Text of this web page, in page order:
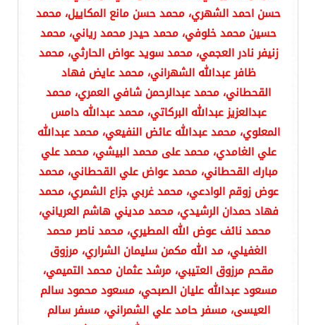
حسن احمد الشهري، محمد حسن مانع المكاييل، محمد
حسين محمد خلوفي، محمد حيدر محمد رياني، محمد
زنيفر نادر العجمي، محمد سويد عواض الحارثي، محمد
ظافر عبدالله الشهراني، محمد عايض فهاد
القحطاني، محمد عبدالرحمن شافي العمري، محمد
عبدالعزيز عبدالله البركاتي، محمد عبدالله دامس
المعلوي، محمد عبدالله عائض النفيعي، محمد عبدالله
علي الغامدي، محمد على محمد البيشي، محمد علي
مبارك القحطاني، محمد عواض علي القحطاني، محمد
عوض زوقم الوادعي، محمد غربي جزاع الشمري، محمد
فهاد حمدان الرشيدي، محمد مديني هاشم العرياني،
محمد نائف عوض الله المطيري، محمد ناصر محمد
الغفيلي، مد الله مكمن سليمان الشراري، مرزوق
مقحم مرزوق العتيبي، مرشد عثمان محمد التميمي،
مسعود عبدالله عليان الصبحي، مسعود محمود سالم
العيسى، مسفر حامد علي الشمراني، مسفر سالم